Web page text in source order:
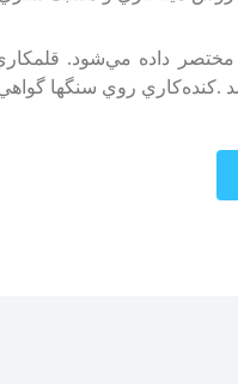
داده‌ مي‌شود.
روي‌ سنگها